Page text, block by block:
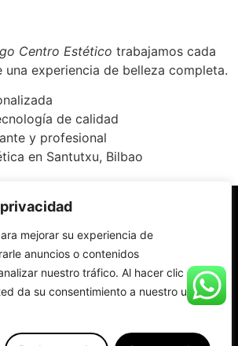
mejorar su experiencia de
anuncios o contenidos
nuestro tráfico. Al hacer clic en
da su consentimiento a nuestro uso
Centro Estético trabajamos cada
experiencia de belleza completa.
de calidad
y profesional
en Santutxu, Bilbao
legales
Aviso Legal
Accesibilidad
generales de la compra